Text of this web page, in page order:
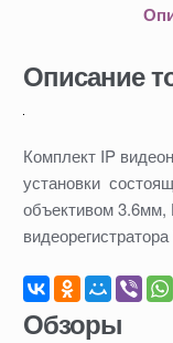
Описание
Комплект IP
установки
объективом 3.6мм,
Обзоры